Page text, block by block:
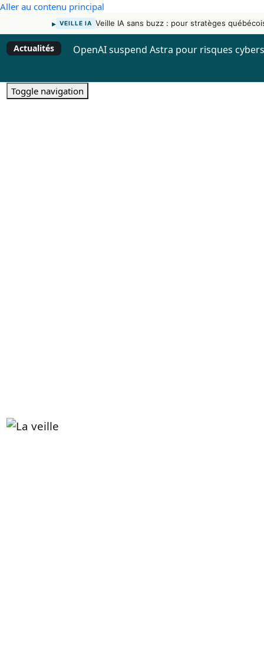
Aller au contenu principal
▸ VEILLE IA Veille IA sans buzz : pour stratèges
Actualités OpenAI suspend Astra pour risques
Toggle navigation